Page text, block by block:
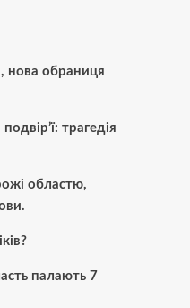
нова обраниця
трагедія
областю,
палають 7